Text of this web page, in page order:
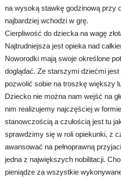
na wysoką stawkę godzinową przy
najbardziej wchodzi w grę.
Cierpliwość do dziecka na wagę
Najtrudniejsza jest opieka nad
Noworodki mają swoje określone
doglądać. Ze starszymi dziećmi jest
pozwolić sobie na troszkę większy
Dziecko nie można nam wejść na
nim realizujemy najczęściej w
stanowczością a czułością jest tu
sprawdzimy się w roli opiekunki, z
awansować na pełnoprawną
jedna z największych nobilitacji.
pieniądze za wszystkie